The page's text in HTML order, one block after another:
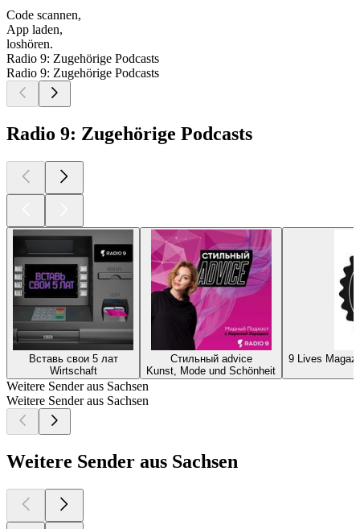
Code scannen,
App laden,
loshören.
Radio 9: Zugehörige Podcasts
Radio 9: Zugehörige Podcasts
Radio 9: Zugehörige Podcasts
Вставь свои 5 лат
Wirtschaft
Стильный advice
Kunst, Mode und Schönheit
9 Lives
Weitere Sender aus Sachsen
Weitere Sender aus Sachsen
Weitere Sender aus Sachsen